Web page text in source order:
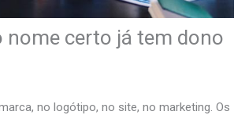
nome certo já tem dono
no logótipo, no site, no marketing. Os